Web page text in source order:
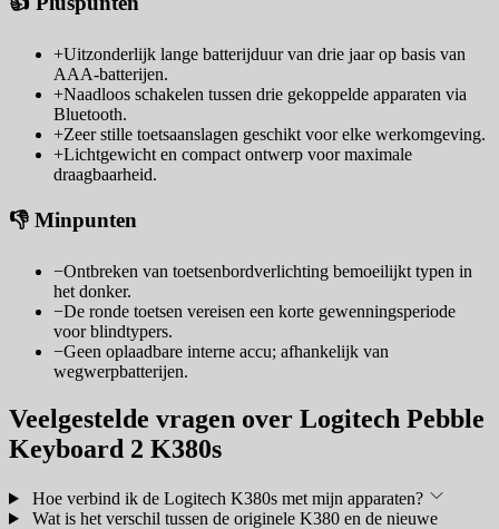
+Uitzonderlijk lange batterijduur van drie jaar op basis van
AAA-batterijen.
+Naadloos schakelen tussen drie gekoppelde apparaten via
Bluetooth.
+Zeer stille toetsaanslagen geschikt voor elke werkomgeving.
+Lichtgewicht en compact ontwerp voor maximale
draagbaarheid.
👎 Minpunten
−Ontbreken van toetsenbordverlichting bemoeilijkt typen in
het donker.
−De ronde toetsen vereisen een korte gewenningsperiode
voor blindtypers.
−Geen oplaadbare interne accu; afhankelijk van
wegwerpbatterijen.
Veelgestelde vragen over Logitech Pebble
Keyboard 2 K380s
Hoe verbind ik de Logitech K380s met mijn apparaten?
Wat is het verschil tussen de originele K380 en de nieuwe